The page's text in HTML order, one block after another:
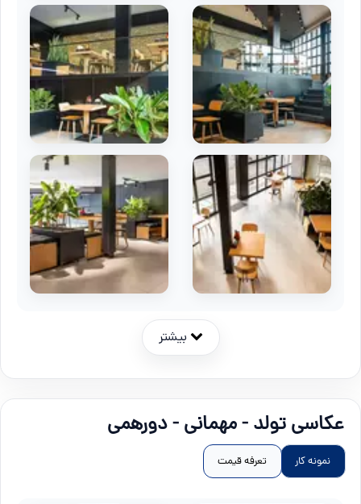
بیشتر
عکاسی تولد - مهمانی - دورهمی
نمونه کار تعرفه قیمت